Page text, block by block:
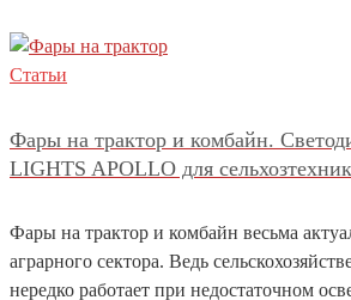
Статьи
Фары на трактор и комбайн.
LIGHTS APOLLO для
Фары на трактор и комбайн весьма
аграрного сектора. Ведь
нередко работает при недостаточном